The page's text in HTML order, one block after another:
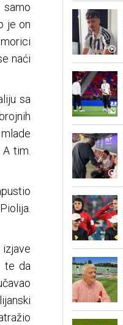
je on
naći
sa
tim.
izjave
te da